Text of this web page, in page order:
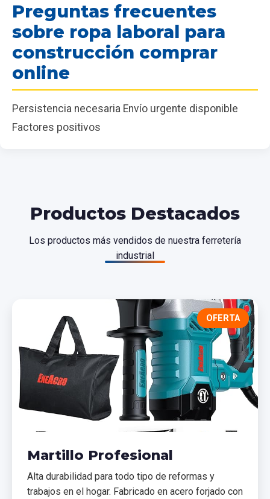
Preguntas frecuentes
sobre ropa laboral para
construcción comprar
online
Persistencia necesaria Envío urgente disponible
Factores positivos
Productos Destacados
Los productos más vendidos de nuestra ferretería
industrial
OFERTA
Martillo Profesional
Alta durabilidad para todo tipo de reformas y
trabajos en el hogar. Fabricado en acero forjado con